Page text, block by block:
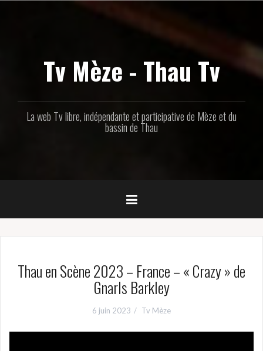
Tv Mèze - Thau Tv
La web Tv libre, indépendante et participative de Mèze et du
bassin de Thau
Thau en Scène 2023 – France – « Crazy » de
Gnarls Barkley
6 juin 2023 Tv Mèze